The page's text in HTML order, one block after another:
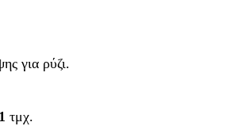
για ρύζι.
1 τμχ.